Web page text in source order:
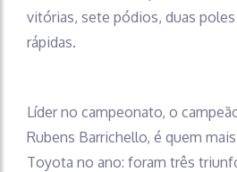
vitórias, sete pódios, duas
rápidas.
Líder no campeonato, o
Rubens Barrichello, é quem
Toyota no ano: foram três